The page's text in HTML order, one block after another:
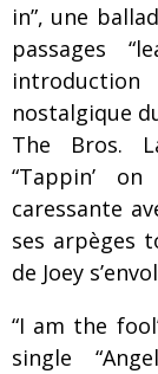
in”, une
passages
nostalgique
The Bros.
“Tappin’
caressante
ses arpèges
de Joey
“I am the
single